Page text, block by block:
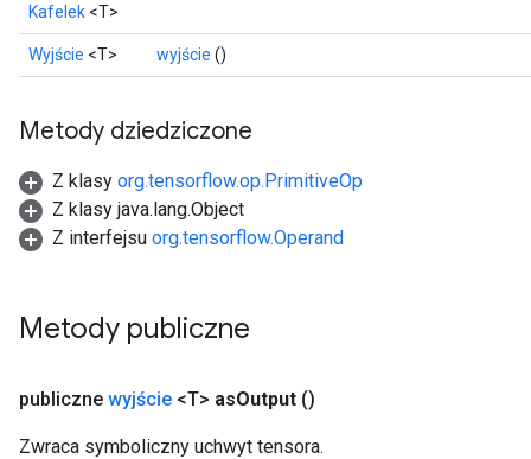
Kafelek <T>
Wyjście <T> wyjście ()
Metody dziedziczone
Z klasy org.tensorflow.op.PrimitiveOp
Z klasy java.lang.Object
Z interfejsu org.tensorflow.Operand
Metody publiczne
publiczne wyjście <T> asOutput ()
Zwraca symboliczny uchwyt tensora.